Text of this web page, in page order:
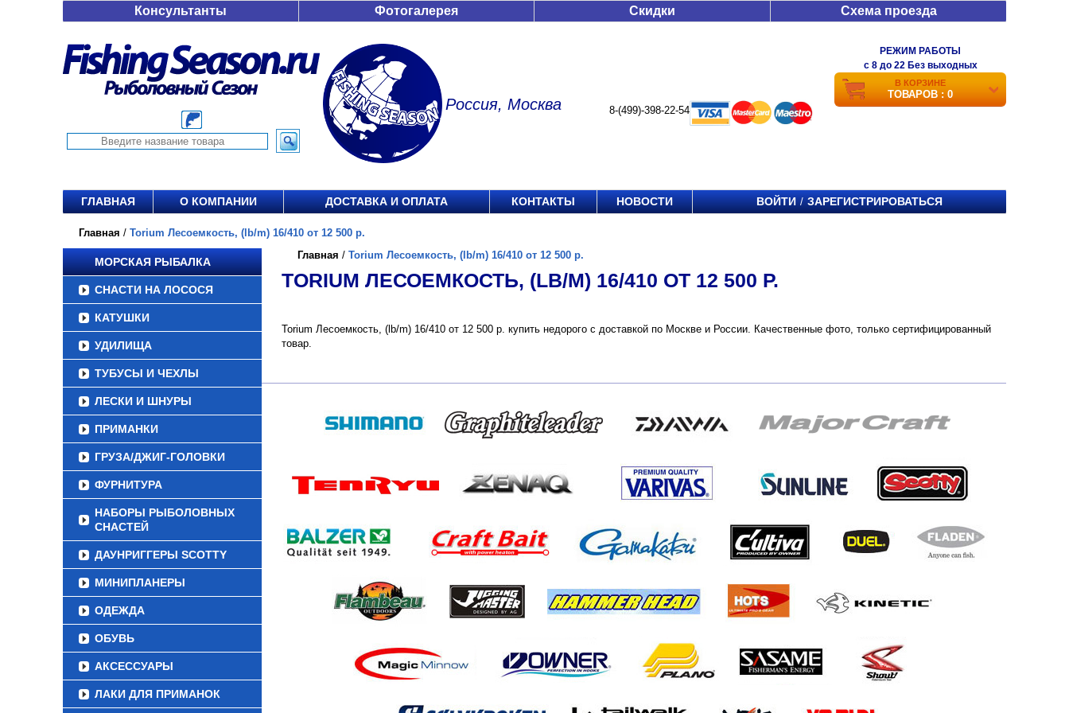
Консультанты Фотогалерея Скидки Схема проезда
Россия, Москва 8-(499)-398-22-54
РЕЖИМ РАБОТЫ
c 8 до 22 Без выходных
В КОРЗИНЕ
ТОВАРОВ : 0
ГЛАВНАЯ О КОМПАНИИ ДОСТАВКА И ОПЛАТА КОНТАКТЫ НОВОСТИ ВОЙТИ / ЗАРЕГИСТРИРОВАТЬСЯ
Главная / Torium Лесоемкость, (lb/m) 16/410 от 12 500 р.
МОРСКАЯ РЫБАЛКА
СНАСТИ НА ЛОСОСЯ
КАТУШКИ
УДИЛИЩА
ТУБУСЫ И ЧЕХЛЫ
ЛЕСКИ И ШНУРЫ
ПРИМАНКИ
ГРУЗА/ДЖИГ-ГОЛОВКИ
ФУРНИТУРА
НАБОРЫ РЫБОЛОВНЫХ
СНАСТЕЙ
ДАУНРИГГЕРЫ SCOTTY
МИНИПЛАНЕРЫ
ОДЕЖДА
ОБУВЬ
АКСЕССУАРЫ
ЛАКИ ДЛЯ ПРИМАНОК
Главная / Torium Лесоемкость, (lb/m) 16/410 от 12 500 р.
TORIUM ЛЕСОЕМКОСТЬ, (LB/M) 16/410 ОТ 12 500 Р.
Torium Лесоемкость, (lb/m) 16/410 от 12 500 р. купить недорого с доставкой по Москве и России. Качественные фото, только сертифицированный
товар.